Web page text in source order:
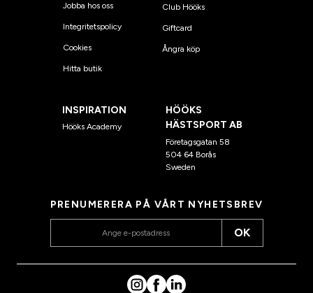
Jobba hos oss
Integritetspolicy
Cookies
Hitta butik
Club Hööks
Giftcard
Ångra köp
INSPIRATION
Hööks Academy
HÖÖKS
HÄSTSPORT AB
Företagsgatan 58
504 64 Borås
Sweden
PRENUMERERA PÅ VÅRT NYHETSBREV
OK